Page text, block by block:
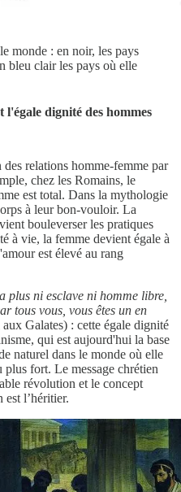
monde : en noir, les pays
bleu clair les pays où elle
l'égale dignité des hommes
relations homme-femme par
chez les Romains, le
est total. Dans la mythologie
à leur bon-vouloir. La
bouleverser les pratiques
à vie, la femme devient égale à
est élevé au rang
ni esclave ni homme libre,
tous vous, vous êtes un en
Galates) : cette égale dignité
qui est aujourd'hui la base
naturel dans le monde où elle
plus fort. Le message chrétien
révolution et le concept
est l’héritier.